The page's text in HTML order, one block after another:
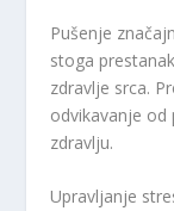
Pušenje
stoga
zdravlje srca.
odvikavanje od
zdravlju.
Upravljanje